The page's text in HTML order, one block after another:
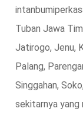
Tuban Jawa
Jatirogo, Jenu,
Palang,
Singgahan,
sekitarnya yang